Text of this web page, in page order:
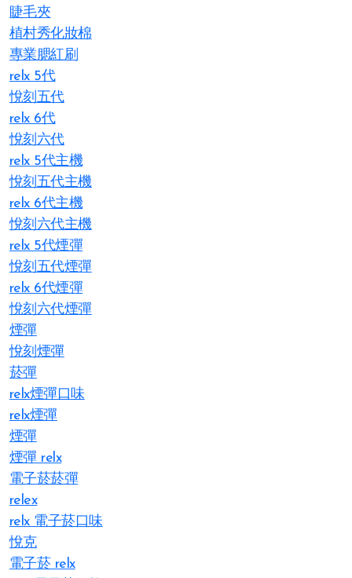
睫毛夾
植村秀化妝棉
專業腮紅刷
relx 5代
悅刻五代
relx 6代
悅刻六代
relx 5代主機
悅刻五代主機
relx 6代主機
悅刻六代主機
relx 5代煙彈
悅刻五代煙彈
relx 6代煙彈
悅刻六代煙彈
煙彈
悅刻煙彈
菸彈
relx煙彈口味
relx煙彈
煙彈
煙彈 relx
電子菸菸彈
relex
relx 電子菸口味
悅克
電子菸 relx